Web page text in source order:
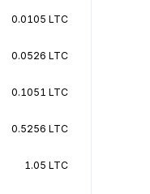
0.0105 LTC
0.0526 LTC
0.1051 LTC
0.5256 LTC
1.05 LTC